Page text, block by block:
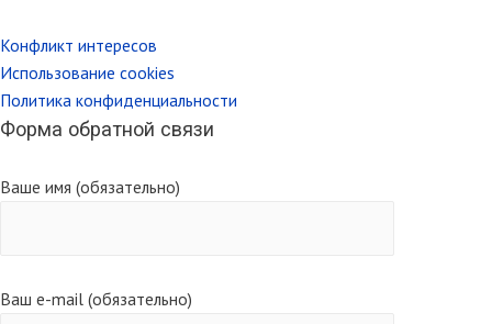
Конфликт интересов
Использование cookies
Политика конфиденциальности
Форма обратной связи
Ваше имя (обязательно)
Ваш e-mail (обязательно)